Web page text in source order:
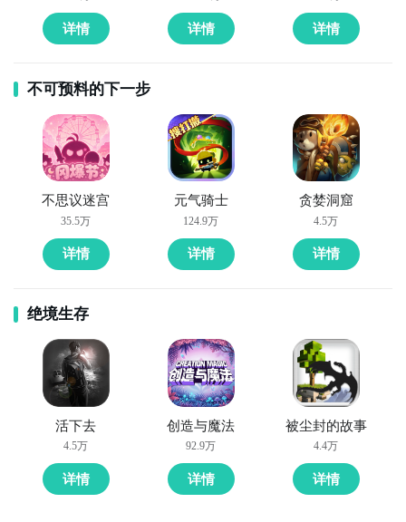
玩流行的圆吧。
详情 详情 详情
不可预料的下一步
不思议迷宫
35.5万
详情
元气骑士
124.9万
详情
贪婪洞窟
4.5万
详情
绝境生存
活下去
4.5万
详情
创造与魔法
92.9万
详情
被尘封的故事
4.4万
详情